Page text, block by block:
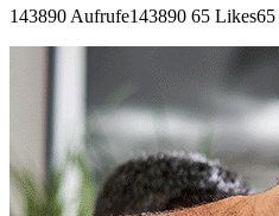
143890 Aufrufe143890 65 Likes65